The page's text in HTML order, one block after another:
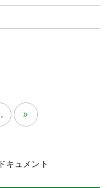
»
キュメント